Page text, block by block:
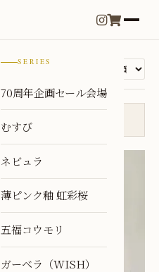
SERIES
70周年企画セール会場
むすび
ネビュラ
薄ピンク釉 虹彩桜
五福コウモリ
ガーベラ（WISH）